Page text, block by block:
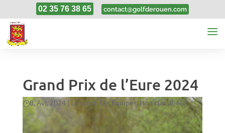
02 35 76 38 65 contact@golfderouen.com
Grand Prix de l’Eure 2024
8, Avr, 2024 | Le sport, Les Equipes, Non classifié(e)